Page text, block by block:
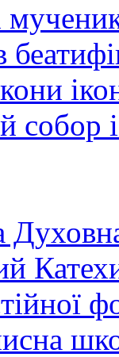
собор